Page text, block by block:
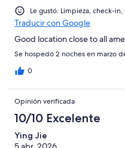
Le gustó: Limpieza, check-
Traducir con Google
Good location close to all
Se hospedó 2 noches en marzo
0
Opinión verificada
10/10 Excelente
Ying Jie